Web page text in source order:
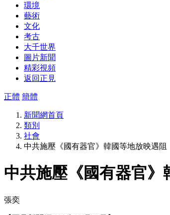
環境
藝術
文化
考古
大千世界
圖片新聞
精彩視頻
返回正見
正體 簡體
新聞網首頁
類別
社會
中共施壓《國有器官》韓國等地放映遇阻
中共施壓《國有器官》
張奕